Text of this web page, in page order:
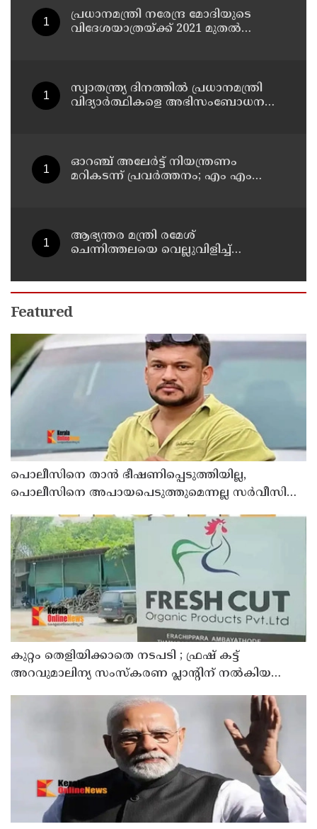
പ്രധാനമന്ത്രി നരേന്ദ്ര മോദിയുടെ
വിദേശയാത്രയ്ക്ക് 2021 മുതല്‍
സ്വാതന്ത്ര്യ ദിനത്തില്‍ പ്രധാനമന്ത്രി
വിദ്യാര്‍ത്ഥികളെ അഭിസംബോധന
ഓറഞ്ച് അലേര്‍ട്ട് നിയന്ത്രണം
മറികടന്ന് പ്രവര്‍ത്തനം; എം എം
ആഭ്യന്തര മന്ത്രി രമേശ്
ചെന്നിത്തലയെ വെല്ലുവിളിച്ച്
വളർന്ന പാർട്ടി വേറെയാണ് !
Featured
പൊലീസിനെ താന്‍ ഭീഷണിപ്പെടുത്തിയില്ല,
പൊലീസിനെ അപായപെടുത്തുമെന്നല്ല സര്‍വീസില്‍
തുടരാന്‍ അനുവദിക്കില്ലെന്നാണ് പറഞ്ഞത് ;
വിശദീകരണവുമായി അര്‍ജുന്‍ ആയങ്കി
കുറ്റം തെളിയിക്കാതെ നടപടി ; ഫ്രഷ് കട്ട്
അറവുമാലിന്യ സംസ്‌കരണ പ്ലാന്റിന് നല്‍കിയ
സ്റ്റോപ്പ് മെമ്മോയില്‍ ഗുരുതര വീഴ്ചയെന്ന്